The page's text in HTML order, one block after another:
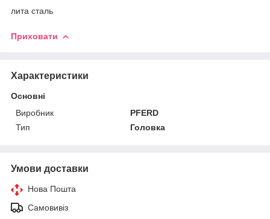
лита сталь
Приховати
Характеристики
Основні
Виробник
PFERD
Тип
Головка
Умови доставки
Нова Пошта
Самовивіз